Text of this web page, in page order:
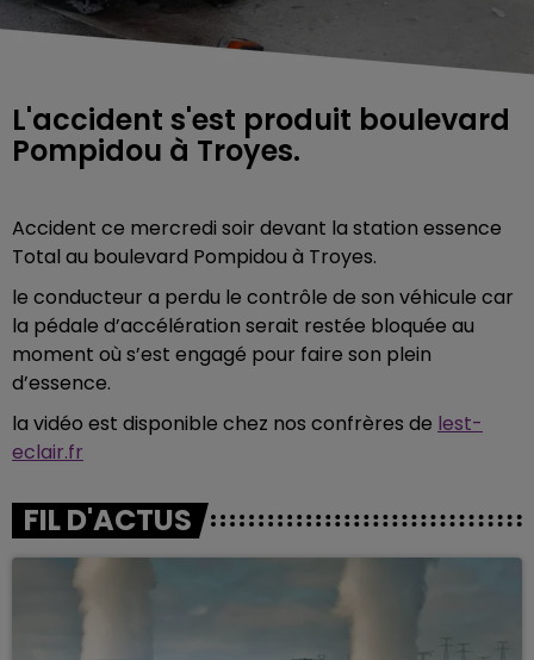
L'accident s'est produit boulevard
Pompidou à Troyes.
Accident ce mercredi soir devant la station essence
Total au boulevard Pompidou à Troyes.
le conducteur a perdu le contrôle de son véhicule car
la pédale d’accélération serait restée bloquée au
moment où s’est engagé pour faire son plein
d’essence.
la vidéo est disponible chez nos confrères de lest-
eclair.fr
FIL D'ACTUS